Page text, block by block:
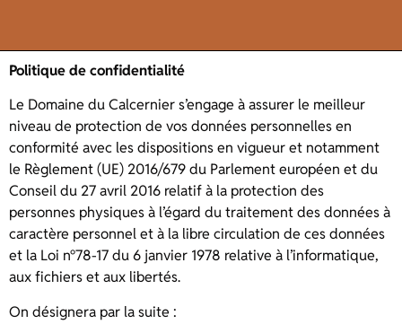
Politique de confidentialité
Le Domaine du Calcernier s’engage à assurer le meilleur
niveau de protection de vos données personnelles en
conformité avec les dispositions en vigueur et notamment
le Règlement (UE) 2016/679 du Parlement européen et du
Conseil du 27 avril 2016 relatif à la protection des
personnes physiques à l’égard du traitement des données à
caractère personnel et à la libre circulation de ces données
et la Loi n°78-17 du 6 janvier 1978 relative à l’informatique,
aux fichiers et aux libertés.
On désignera par la suite :